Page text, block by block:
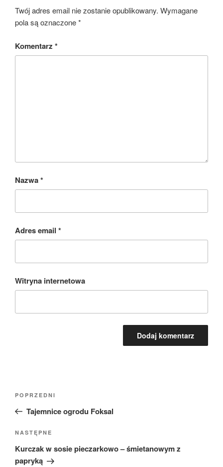
Twój adres email nie zostanie opublikowany. Wymagane
pola są oznaczone*
Komentarz *
Nazwa*
Adres email *
Witryna internetowa
Poprzedni
wpis
POPRZEDNI
Tajemnice ogrodu Foksal
Następny
wpis
NASTĘPNE
Kurczak w sosie pieczarkowo – śmietanowym z
papryką